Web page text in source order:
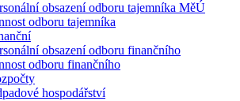
obsazení odboru tajemníka MěÚ
odboru tajemníka
obsazení odboru finančního
odboru finančního
hospodářství